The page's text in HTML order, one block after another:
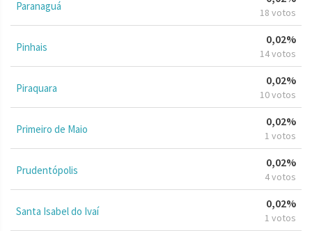
Paranaguá 18 votos
Pinhais
0,02%
14 votos
Piraquara
0,02%
10 votos
Primeiro de Maio
0,02%
1 votos
Prudentópolis
0,02%
4 votos
Santa Isabel do Ivaí
0,02%
1 votos